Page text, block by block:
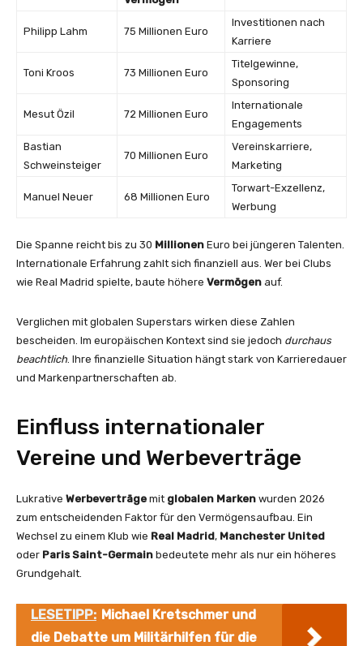
Philipp Lahm 75 Millionen Euro
Investitionen nach
Karriere
Toni Kroos 73 Millionen Euro
Titelgewinne,
Sponsoring
Mesut Özil 72 Millionen Euro
Internationale
Engagements
Bastian
Schweinsteiger
70 Millionen Euro
Vereinskarriere,
Marketing
Manuel Neuer 68 Millionen Euro
Torwart-Exzellenz,
Werbung
Die Spanne reicht bis zu 30 Millionen Euro bei jüngeren Talenten.
Internationale Erfahrung zahlt sich finanziell aus. Wer bei Clubs
wie Real Madrid spielte, baute höhere Vermögen auf.
Verglichen mit globalen Superstars wirken diese Zahlen
bescheiden. Im europäischen Kontext sind sie jedoch durchaus
beachtlich . Ihre finanzielle Situation hängt stark von Karrieredauer
und Markenpartnerschaften ab.
Einfluss internationaler
Vereine und Werbeverträge
Lukrative Werbeverträge mit globalen Marken wurden 2026
zum entscheidenden Faktor für den Vermögensaufbau. Ein
Wechsel zu einem Klub wie Real Madrid, Manchester United
oder Paris Saint-Germain bedeutete mehr als nur ein höheres
Grundgehalt.
LESETIPP: Michael Kretschmer und
die Debatte um Militärhilfen für die